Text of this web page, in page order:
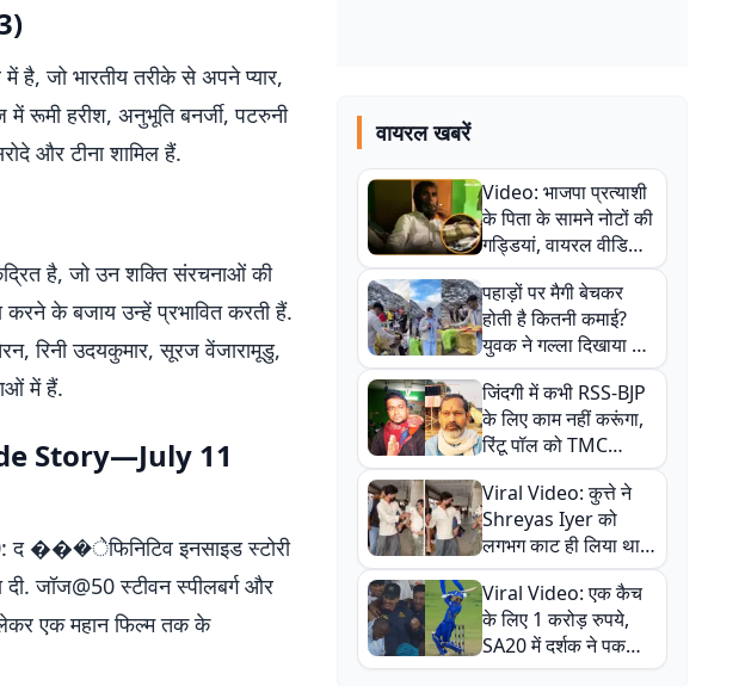
है, जो भारतीय तरीके से अपने प्यार,
रूमी हरीश, अनुभूति बनर्जी, पटरुनी
और टीना शामिल हैं.
है, जो उन शक्ति संरचनाओं की
करने के बजाय उन्हें प्रभावित करती हैं.
रिनी उदयकुमार, सूरज वेंजारामूडु,
में हैं.
Story—July 11
द ���ेफिनिटिव इनसाइड स्टोरी
जॉज@50 स्टीवन स्पीलबर्ग और
एक महान फिल्म तक के
वायरल खबरें
Video: भाजपा प्रत्याशी
के पिता के सामने नोटों की
गड्डियां, वायरल वीडियो
से राजनीति में उबाल,
अजित महतो बोले- TMC
की गंदी चाल
पहाड़ों पर मैगी बेचकर
होती है कितनी कमाई?
युवक ने गल्ला दिखाया तो
नौकरी वालों के खड़े हो गए
कान
जिंदगी में कभी RSS-BJP
के लिए काम नहीं करूंगा,
रिंटू पॉल को TMC
ऑफिस में ले जाकर पीटा,
Video वायरल
Viral Video: कुत्ते ने
Shreyas Iyer को
लगभग काट ही लिया था,
न्यूजीलैंड सीरीज से पहले
बाल-बाल बचे
Viral Video: एक कैच
के लिए 1 करोड़ रुपये,
SA20 में दर्शक ने पकड़ा
एक हाथ से गजब का कैच